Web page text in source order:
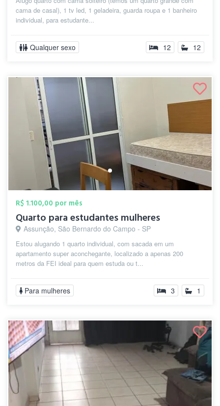
cama de casal), 1 tv led, 1 geladeira, guarda roupa e 1 banheiro
individual, para estudante...
Qualquer sexo 12 12
R$ 1.100,00 por mês
Quarto para estudantes mulheres
Assunção, São Bernardo do Campo - SP
Estou alugando 1 quarto individual, com sacada em um
apartamento super aconchegante, localizado a apenas 200
metros da FEI ideal para quem estuda ou t...
Para mulheres 3 1